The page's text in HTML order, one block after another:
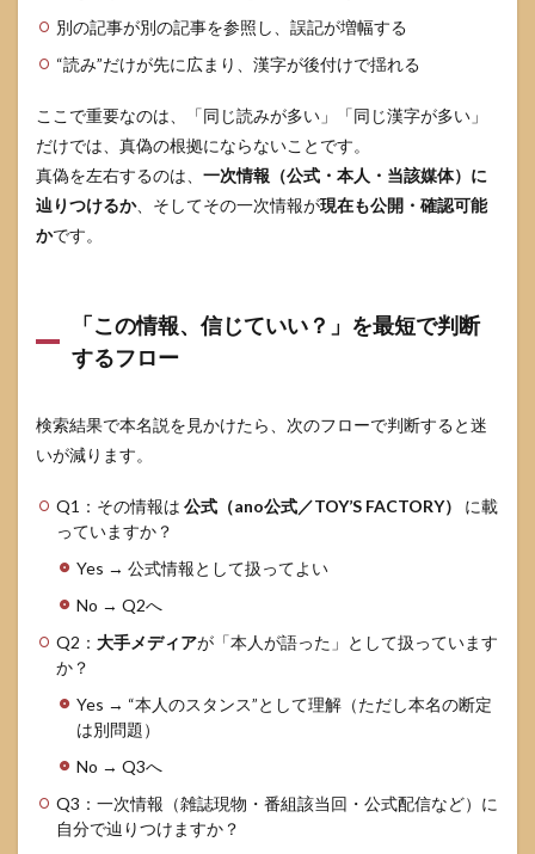
本名
SNSで
して
も大
丈
夫？
を確
認す
る最
は？
6.4
ナタ
リー
など
のプ
ロフ
ルは
信用
い
い？
7
め
別の記事が別の記事を参照し、誤記が増幅する
“読み”だけが先に広まり、漢字が後付けで揺れる
ここで重要なのは、「同じ読みが多い」「同じ漢字が多い」
だけでは、真偽の根拠にならないことです。
真偽を左右するのは、 一次情報（公式・本人・当該媒体）に
辿りつけるか、そしてその一次情報が現在も公開・確認可能
かです。
「この情報、信じていい？」を最短で判断
するフロー
検索結果で本名説を見かけたら、次のフローで判断すると迷
いが減ります。
Q1：その情報は 公式（ano公式／TOY’S FACTORY）
に載
っていますか？
Yes → 公式情報として扱ってよい
No → Q2へ
Q2： 大手メディアが「本人が語った」として扱っています
か？
Yes → “本人のスタンス”として理解（ただし本名の断定
は別問題）
No → Q3へ
Q3：一次情報（雑誌現物・番組該当回・公式配信など）に
自分で辿りつけますか？